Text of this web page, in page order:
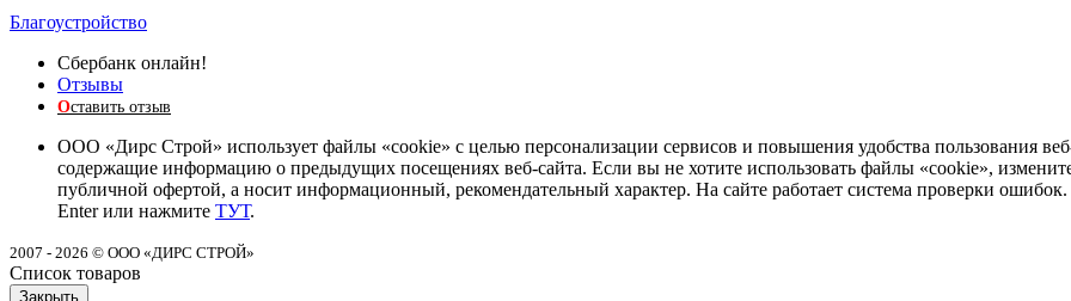
Благоустройство
Сбербанк онлайн!
Отзывы
Оставить отзыв
ООО «Дирс Строй» использует файлы «cookie» с целью персонализации сервисов и повышения удобства пользования
содержащие информацию о предыдущих посещениях веб-сайта. Если вы не хотите использовать файлы «cookie»,
публичной офертой, а носит информационный, рекомендательный характер. На сайте работает система проверки
Enter или нажмите ТУТ.
2007 - 2026 © ООО «ДИРС СТРОЙ»
Список товаров
Закрыть